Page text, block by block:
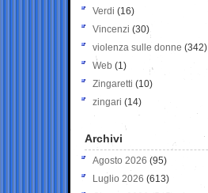
Verdi (16)
Vincenzi (30)
violenza sulle donne (342)
Web (1)
Zingaretti (10)
zingari (14)
Archivi
Agosto 2026 (95)
Luglio 2026 (613)